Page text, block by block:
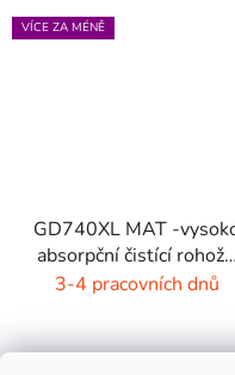
VÍCE ZA MÉNĚ
GD740XL MAT -
absorpční čistící rohož -
4 barvy
3-4 pracovních dnů